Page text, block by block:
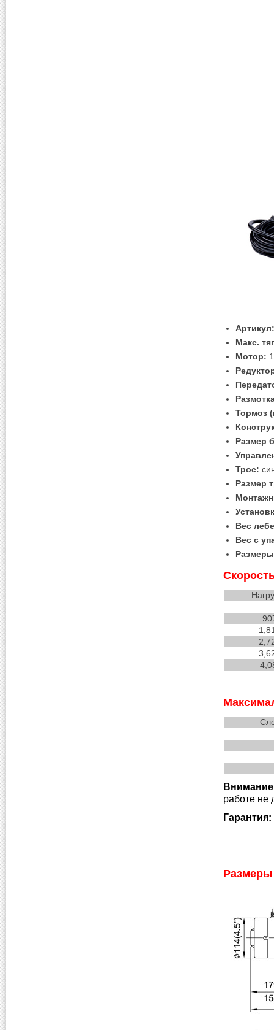
Макс.
Mотор:
Тормоз
Размер
Трос:
Размер
Вес
Вес с
работе не
Гарантия: